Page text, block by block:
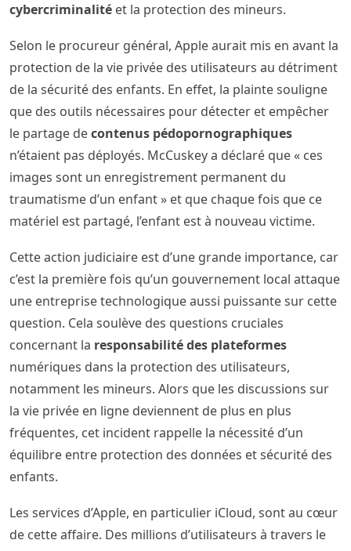
cybercriminalité et la protection des mineurs.
Selon le procureur général, Apple aurait mis en avant la
protection de la vie privée des utilisateurs au détriment
de la sécurité des enfants. En effet, la plainte souligne
que des outils nécessaires pour détecter et empêcher
le partage decontenus pédopornographiques
n’étaient pas déployés. McCuskey a déclaré que « ces
images sont un enregistrement permanent du
traumatisme d’un enfant » et que chaque fois que ce
matériel est partagé, l’enfant est à nouveau victime.
Cette action judiciaire est d’une grande importance, car
c’est la première fois qu’un gouvernement local attaque
une entreprise technologique aussi puissante sur cette
question. Cela soulève des questions cruciales
concernant la responsabilité des plateformes
numériques dans la protection des utilisateurs,
notamment les mineurs. Alors que les discussions sur
la vie privée en ligne deviennent de plus en plus
fréquentes, cet incident rappelle la nécessité d’un
équilibre entre protection des données et sécurité des
enfants.
Les services d’Apple, en particulier iCloud, sont au cœur
de cette affaire. Des millions d’utilisateurs à travers le